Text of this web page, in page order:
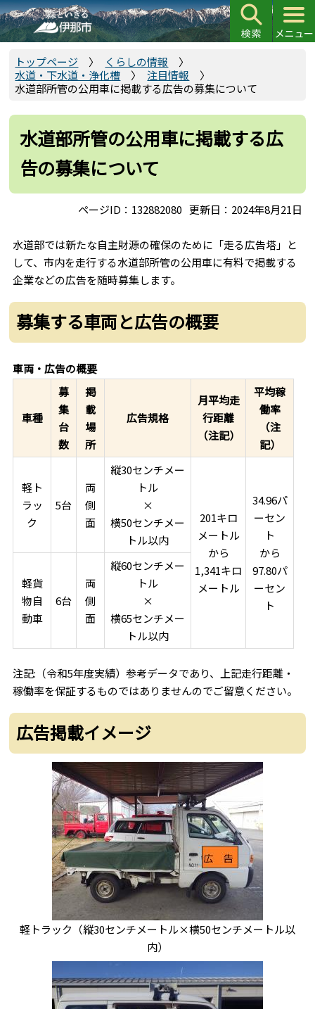
こ
の
ペ
先
トップページ
くらしの情報
水道・下水道・浄化槽
注目情報
水道部所管の公用車に掲載する広告の募集について
水道部所管の公用車に掲載する広
告の募集について
ページID：132882080 更新日：2024年8月21日
水道部では新たな自主財源の確保のために「走る広告塔」と
して、市内を走行する水道部所管の公用車に有料で掲載する
企業などの広告を随時募集します。
募集する車両と広告の概要
車両・広告の概要
車種
募
集
台
数
掲
載
場
所
広告規格
月平均走
行距離
（注記）
平均稼
働率
（注
記）
軽ト
ラッ
ク
5台
両
側
面
縦30センチメー
トル
×
横50センチメー
トル以内
201キロ
メートル
から
1,341キロ
メートル
34.96パ
ーセン
ト
から
97.80パ
ーセン
ト
軽貨
物自
動車
6台
両
側
面
縦60センチメー
トル
×
横65センチメー
トル以内
注記:（令和5年度実績）参考データであり、上記走行距離・
稼働率を保証するものではありませんのでご留意ください。
広告掲載イメージ
軽トラック（縦30センチメートル×横50センチメートル以
内）